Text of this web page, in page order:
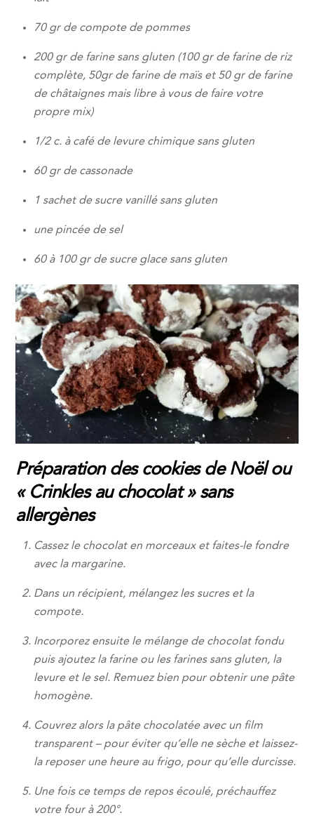
70 gr de compote de pommes
200 gr de farine sans gluten (100 gr de farine de riz
complète, 50gr de farine de maïs et 50 gr de farine
de châtaignes mais libre à vous de faire votre
propre mix)
1/2 c. à café de levure chimique sans gluten
60 gr de cassonade
1 sachet de sucre vanillé sans gluten
une pincée de sel
60 à 100 gr de sucre glace sans gluten
Préparation des cookies de Noël ou
« Crinkles au chocolat » sans
allergènes
Cassez le chocolat en morceaux et faites-le fondre
avec la margarine.
Dans un récipient, mélangez les sucres et la
compote.
Incorporez ensuite le mélange de chocolat fondu
puis ajoutez la farine ou les farines sans gluten, la
levure et le sel. Remuez bien pour obtenir une pâte
homogène.
Couvrez alors la pâte chocolatée avec un film
transparent – pour éviter qu’elle ne sèche et laissez-
la reposer une heure au frigo, pour qu’elle durcisse.
Une fois ce temps de repos écoulé, préchauffez
votre four à 200°.